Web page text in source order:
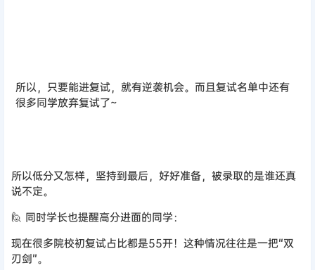
所以，只要能进复试，就有逆袭机会。而且复试名单中还有
很多同学放弃复试了~
所以低分又怎样，坚持到最后，好好准备，被录取的是谁还真
说不定。
🙋 同时学长也提醒高分进面的同学：
现在很多院校初复试占比都是55开！这种情况往往是一把“双
刃剑”。